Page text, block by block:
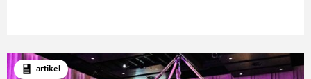
artikel